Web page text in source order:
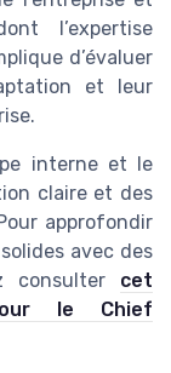
l’expertise
d’évaluer
et leur
interne et le
claire et des
approfondir
avec des
consulter cet
le Chief